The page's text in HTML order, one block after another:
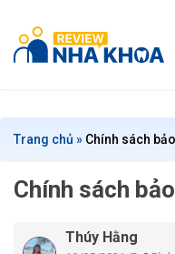
o
Trang chủ » Chính sách
Chính sách
Thúy Hằng